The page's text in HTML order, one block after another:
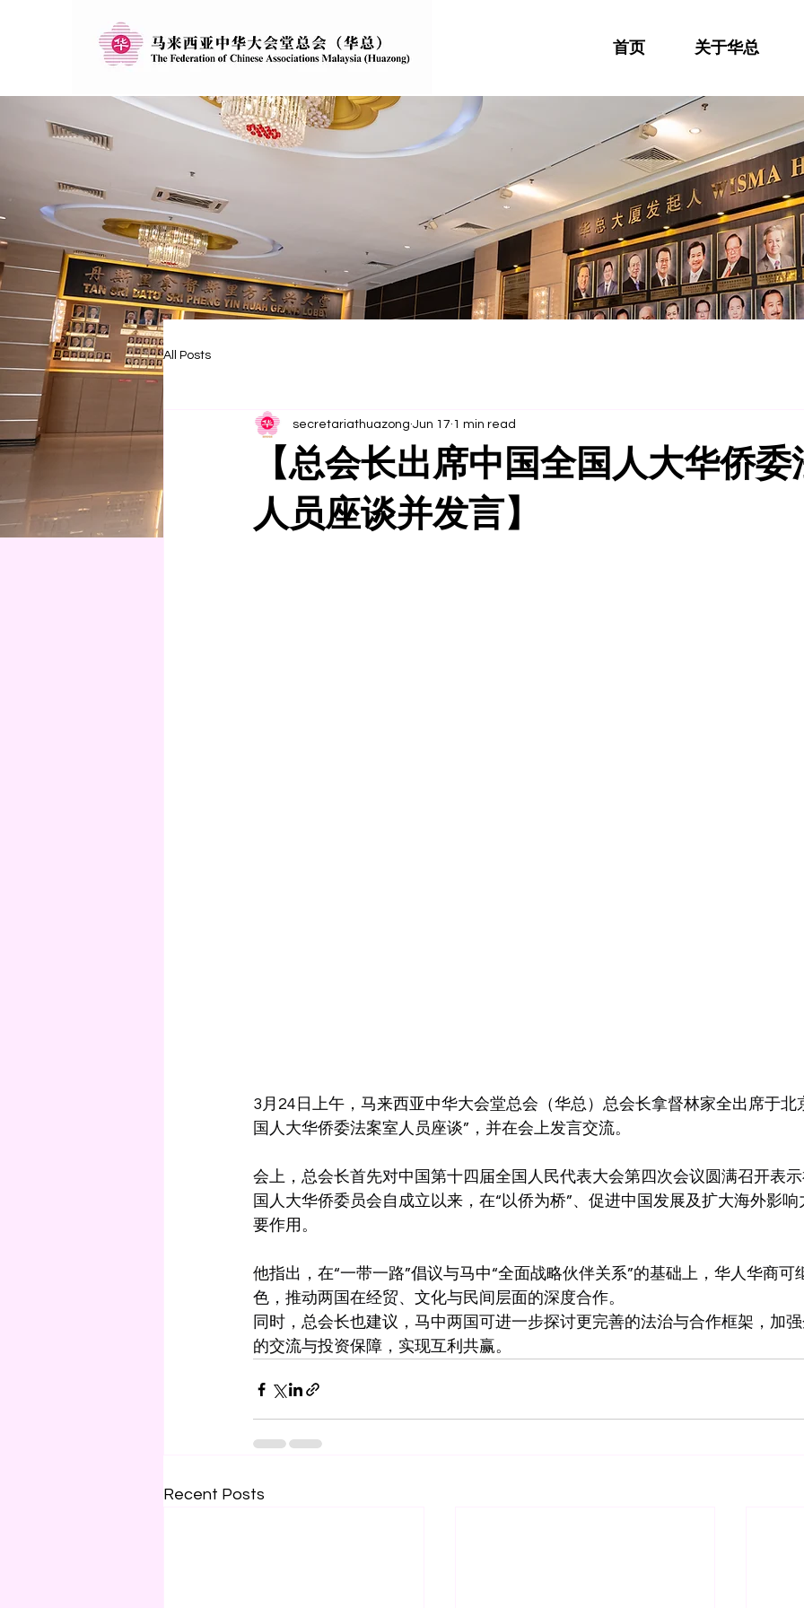
首页 关于华总
All Posts
【总会长出席中国全国人大华侨
人员座谈并发言】
secretariathuazong Jun 17 1 min read
3月24日上午，马来西亚中华大会堂总会（华总）总会长拿督林家全出席于北
国人大华侨委法案室人员座谈”，并在会上发言交流。
会上，总会长首先对中国第十四届全国人民代表大会第四次会议圆满召开表
国人大华侨委员会自成立以来，在“以侨为桥”、促进中国发展及扩大海外影
要作用。
他指出，在“一带一路”倡议与马中“全面战略伙伴关系”的基础上，华人华商可
色，推动两国在经贸、文化与民间层面的深度合作。
同时，总会长也建议，马中两国可进一步探讨更完善的法治与合作框架，加
的交流与投资保障，实现互利共赢。
Recent Posts